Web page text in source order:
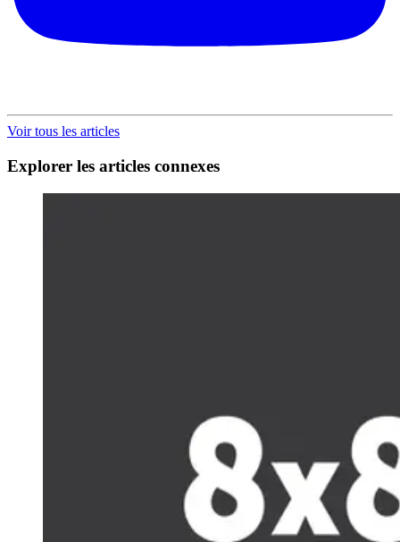
Voir tous les articles
Explorer les articles connexes